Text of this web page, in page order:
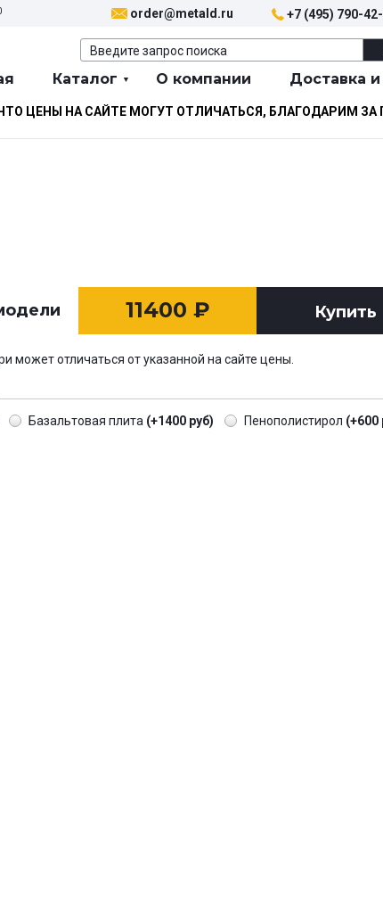
order@metald.ru +7 (495) 790-42-
Каталог О компании Доставка
ЦЕНЫ НА САЙТЕ МОГУТ ОТЛИЧАТЬСЯ, БЛАГОДАРИМ ЗА
11400 ₽ Купить
может отличаться от указанной на сайте цены.
Базальтовая плита (+1400 руб) Пенополистирол (+600